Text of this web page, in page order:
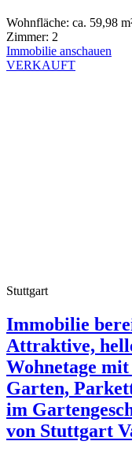
Wohnfläche: ca. 59,98
Zimmer: 2
Immobilie anschauen
VERKAUFT
Stuttgart
Immobilie
Attraktive,
Wohnetage
Garten,
im
von Stuttgart